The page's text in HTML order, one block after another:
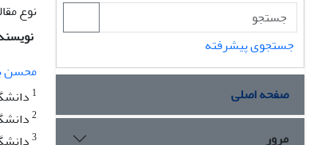
نوع
محسن
1
2
3
جستجوی پیشرفته
صفحه اصلی
مرور